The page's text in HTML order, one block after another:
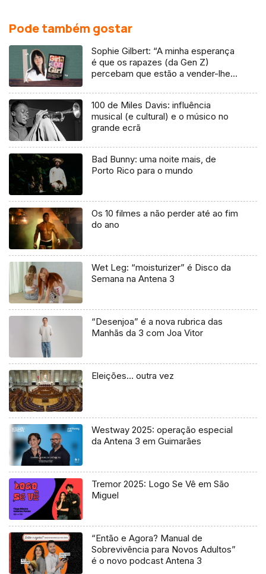
Pode também gostar
Sophie Gilbert: “A minha esperança
é que os rapazes (da Gen Z)
percebam que estão a vender-lhes
100 de Miles Davis: influência
musical (e cultural) e o músico no
grande ecrã
Bad Bunny: uma noite mais, de
Porto Rico para o mundo
Os 10 filmes a não perder até ao fim
do ano
Wet Leg: “moisturizer” é Disco da
Semana na Antena 3
“Desenjoa” é a nova rubrica das
Manhãs da 3 com Joa Vitor
Eleições… outra vez
Westway 2025: operação especial
da Antena 3 em Guimarães
Tremor 2025: Logo Se Vê em São
Miguel
“Então e Agora? Manual de
Sobrevivência para Novos Adultos”
é o novo podcast Antena 3